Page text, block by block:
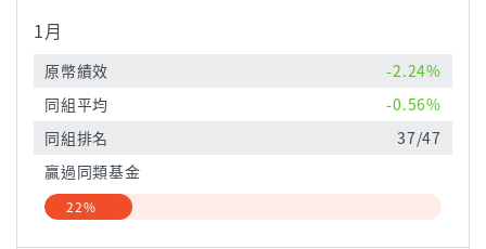
1月
原幣績效
-2.24%
同組平均
-0.56%
同組排名
37/47
贏過同類基金
22%